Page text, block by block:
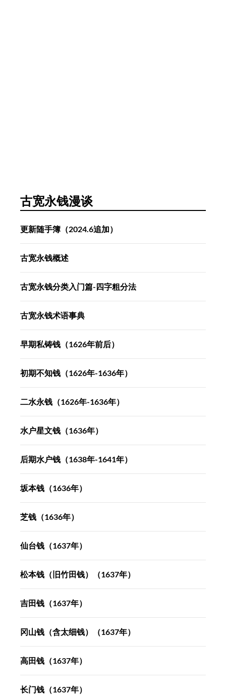
古宽永钱漫谈
更新随手簿（2024.6追加）
古宽永钱概述
古宽永钱分类入门篇-四字粗分法
古宽永钱术语事典
早期私铸钱（1626年前后）
初期不知钱（1626年-1636年）
二水永钱（1626年-1636年）
水户星文钱（1636年）
后期水户钱（1638年-1641年）
坂本钱（1636年）
芝钱（1636年）
仙台钱（1637年）
松本钱（旧竹田钱）（1637年）
吉田钱（1637年）
冈山钱（含太细钱）（1637年）
高田钱（1637年）
长门钱（1637年）